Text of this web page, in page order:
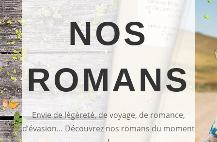
NOS
ROMANS
Envie de légèreté, de voyage, de romance,
d’évasion… Découvrez nos romans du moment